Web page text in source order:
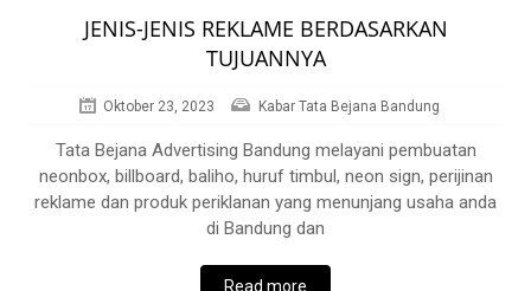
JENIS-JENIS REKLAME BERDASARKAN
TUJUANNYA
Oktober 23, 2023 Kabar Tata Bejana Bandung
Tata Bejana Advertising Bandung melayani pembuatan
neonbox, billboard, baliho, huruf timbul, neon sign, perijinan
reklame dan produk periklanan yang menunjang usaha anda
di Bandung dan
Read more